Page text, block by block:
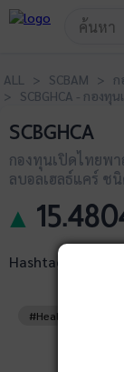
ALL > SCBAM > กอ
> SCBGHCA - กอง
SCBGHCA
กองทุนเปิดไทยพ
ลบอลเฮลธ์แคร์ ช
▲
Hashtags
#HealthCare
!-- Start Advertise -->